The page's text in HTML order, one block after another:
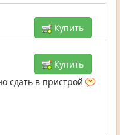
Купить
Купить
сдать в пристрой